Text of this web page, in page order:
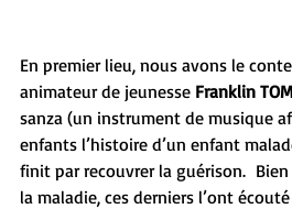
En premier lieu, nous avons le
animateur de jeunesse Franklin
sanza (un instrument de musique
enfants l’histoire d’un enfant
finit par recouvrer la guérison.
la maladie, ces derniers l’ont